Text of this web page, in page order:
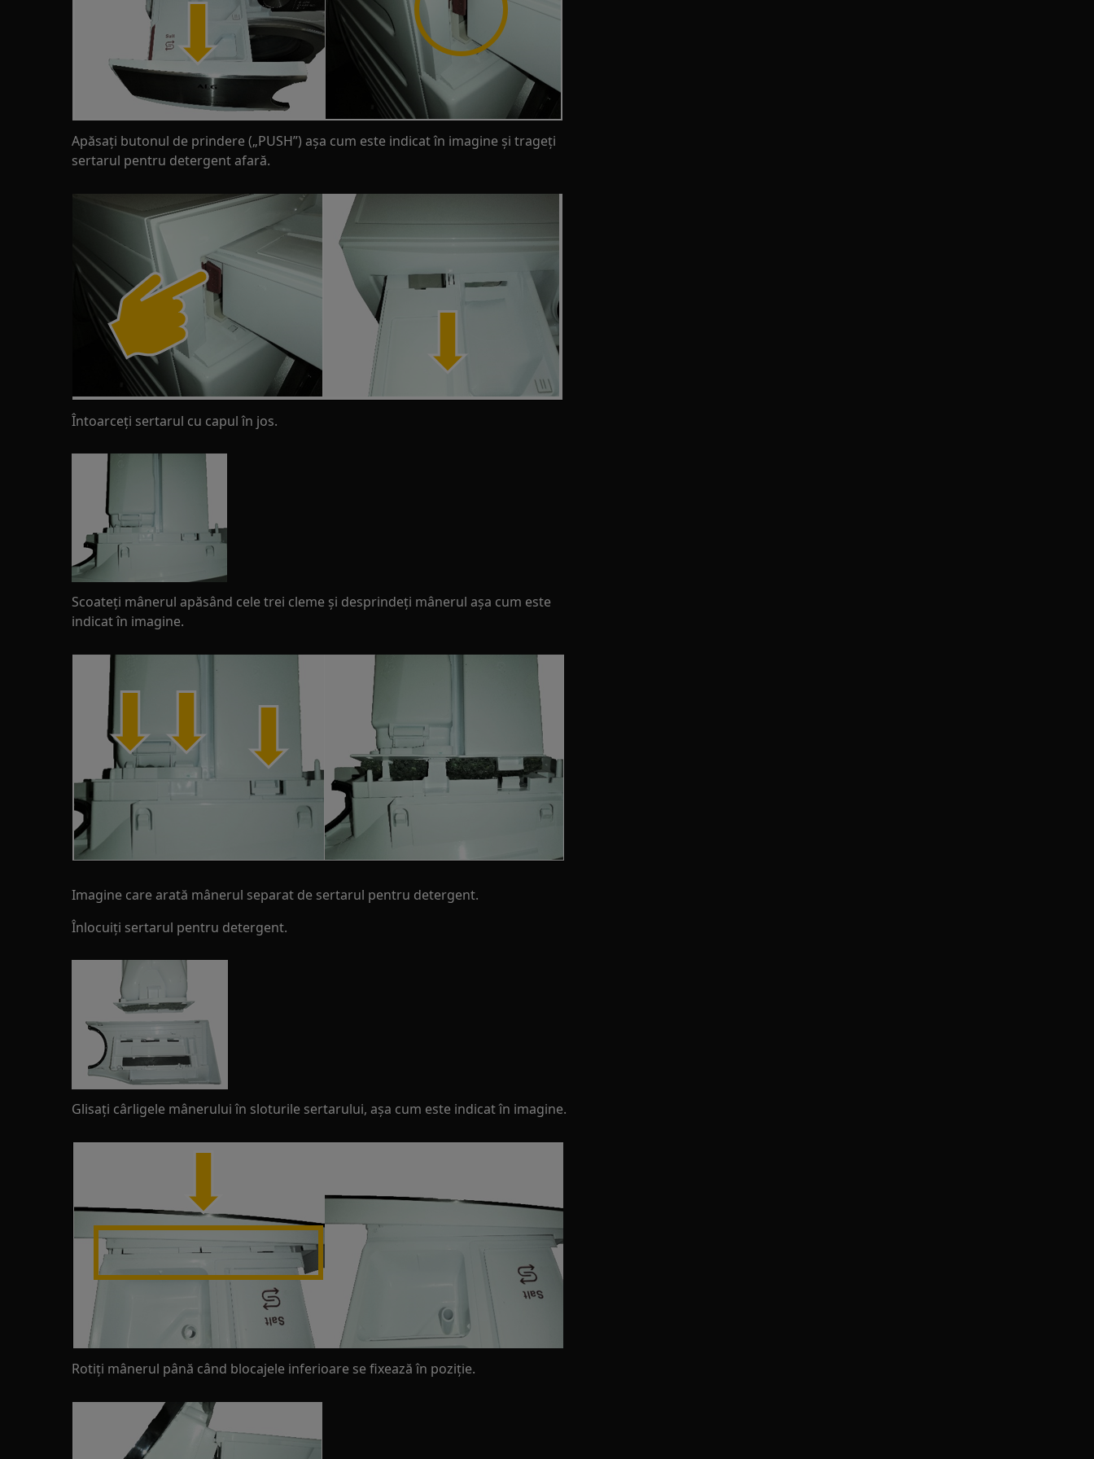
Apăsați butonul de prindere („PUSH”) așa cum este indicat în imagine și trageți
sertarul pentru detergent afară.
Întoarceți sertarul cu capul în jos.
Scoateți mânerul apăsând cele trei cleme și desprindeți mânerul așa cum este
indicat în imagine.
Imagine care arată mânerul separat de sertarul pentru detergent.
Înlocuiți sertarul pentru detergent.
Glisați cârligele mânerului în sloturile sertarului, așa cum este indicat în imagine.
Rotiți mânerul până când blocajele inferioare se fixează în poziție.